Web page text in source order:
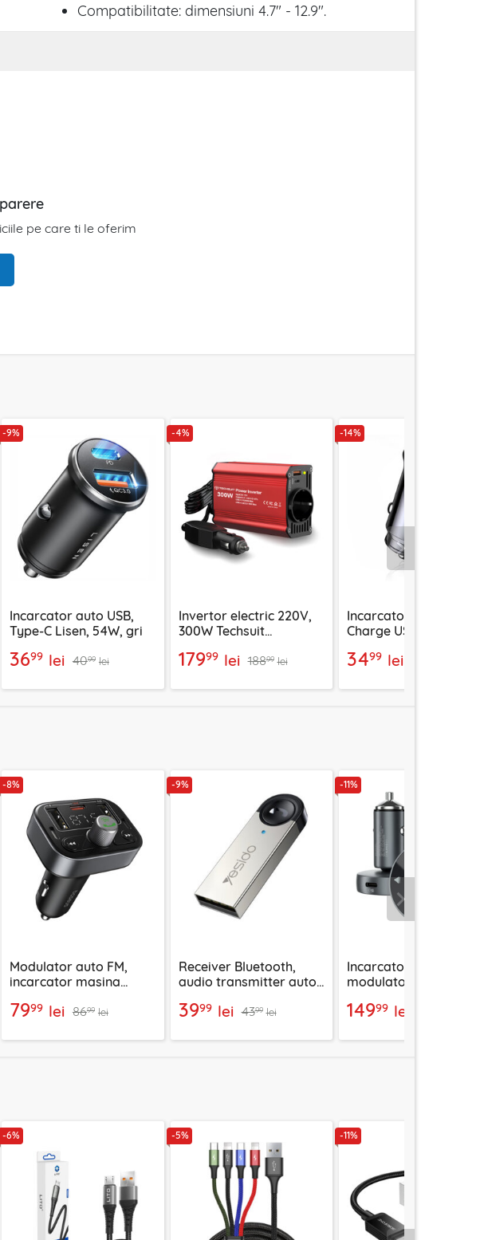
Compatibilitate: dimensiuni 4.7" - 12.9".
pe care ti le oferim
-9%
Incarcator auto USB,
Type-C Lisen, 54W, gri
3699 lei 4099 lei
-4%
Invertor electric 220V,
300W Techsuit
17999 lei 18899 lei
-14%
Incarcator auto Fast
Charge USB, Type-C
3499 lei
-8%
Modulator auto FM,
incarcator masina
00
7999 lei 8699 lei
-9%
Receiver Bluetooth,
audio transmitter auto
3999 lei 4399 lei
-11%
Incarcator auto USB
modulator FM Proove,
14999 lei
-6% -5% -11%